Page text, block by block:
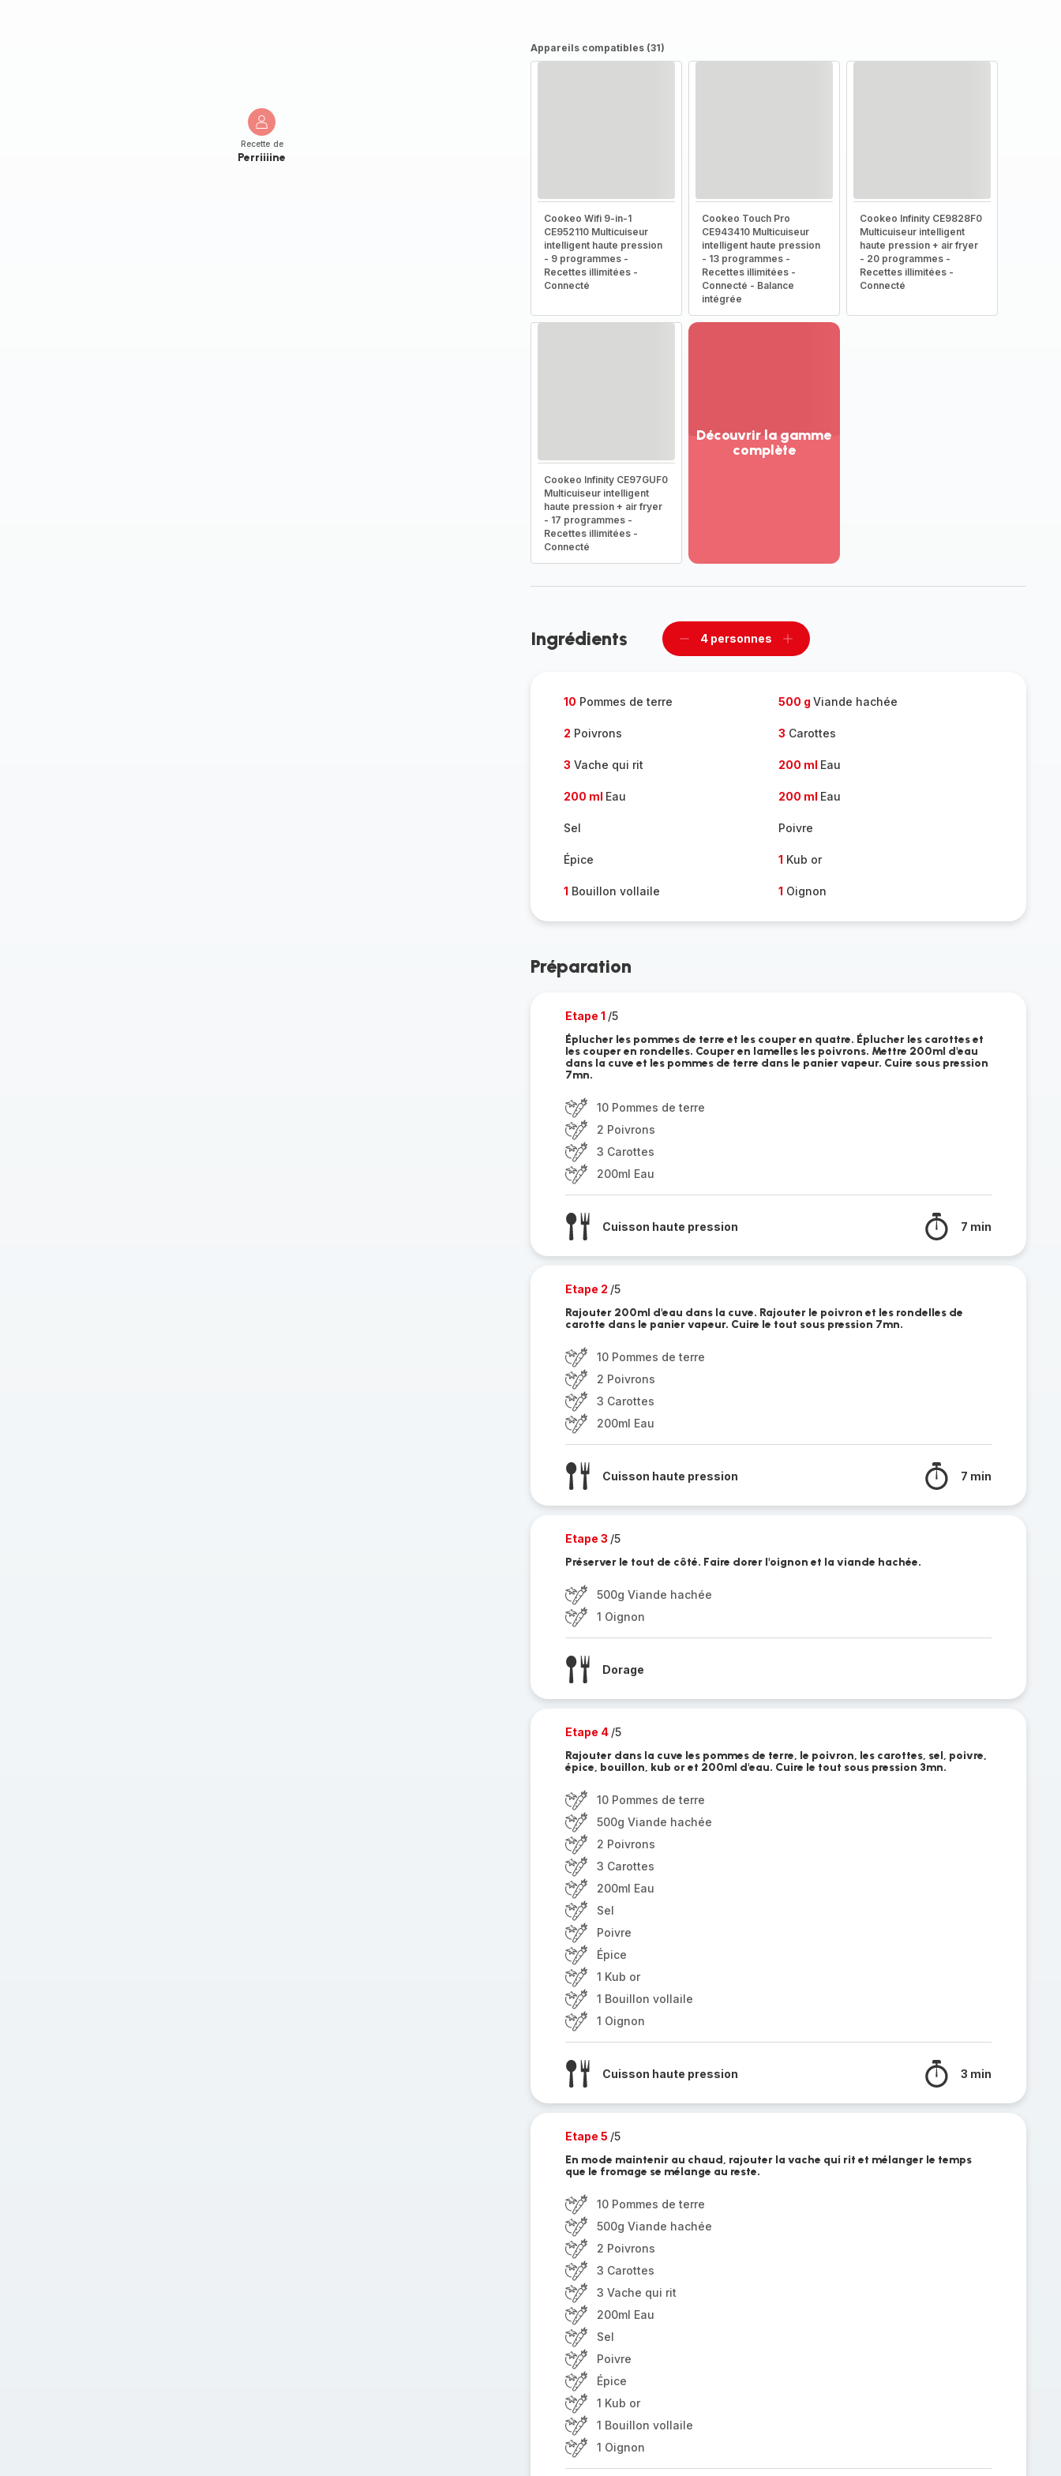
Recette de
Perriiiine
Appareils compatibles (31)
Cookeo Wifi 9-in-1
CE952110 Multicuiseur
intelligent haute pression
- 9 programmes -
Recettes illimitées -
Connecté
Cookeo Touch Pro
CE943410 Multicuiseur
intelligent haute pression
- 13 programmes -
Recettes illimitées -
Connecté - Balance
intégrée
Cookeo Infinity CE9828F0
Multicuiseur intelligent
haute pression + air fryer
- 20 programmes -
Recettes illimitées -
Connecté
Cookeo Infinity CE97GUF0
Multicuiseur intelligent
haute pression + air fryer
- 17 programmes -
Recettes illimitées -
Connecté
Découvrir la gamme
complète
complète
Ingrédients
Supprimer
4 personnes
Ajouter
10 Pommes de terre 500 g Viande hachée
2 Poivrons 3 Carottes
3 Vache qui rit 200 ml Eau
200 ml Eau 200 ml Eau
Sel Poivre
Épice 1 Kub or
1 Bouillon vollaile 1 Oignon
Préparation
Etape 1 /5
Éplucher les pommes de terre et les couper en quatre. Éplucher les carottes et
les couper en rondelles. Couper en lamelles les poivrons. Mettre 200ml d'eau
dans la cuve et les pommes de terre dans le panier vapeur. Cuire sous pression
7mn.
10 Pommes de terre
2 Poivrons
3 Carottes
200ml Eau
Cuisson haute pression 7 min
Etape 2 /5
Rajouter 200ml d'eau dans la cuve. Rajouter le poivron et les rondelles de
carotte dans le panier vapeur. Cuire le tout sous pression 7mn.
10 Pommes de terre
2 Poivrons
3 Carottes
200ml Eau
Cuisson haute pression 7 min
Etape 3 /5
Préserver le tout de côté. Faire dorer l'oignon et la viande hachée.
500g Viande hachée
1 Oignon
Dorage
Etape 4 /5
Rajouter dans la cuve les pommes de terre, le poivron, les carottes, sel, poivre,
épice, bouillon, kub or et 200ml d'eau. Cuire le tout sous pression 3mn.
10 Pommes de terre
500g Viande hachée
2 Poivrons
3 Carottes
200ml Eau
Sel
Poivre
Épice
1 Kub or
1 Bouillon vollaile
1 Oignon
Cuisson haute pression 3 min
Etape 5 /5
En mode maintenir au chaud, rajouter la vache qui rit et mélanger le temps
que le fromage se mélange au reste.
10 Pommes de terre
500g Viande hachée
2 Poivrons
3 Carottes
3 Vache qui rit
200ml Eau
Sel
Poivre
Épice
1 Kub or
1 Bouillon vollaile
1 Oignon